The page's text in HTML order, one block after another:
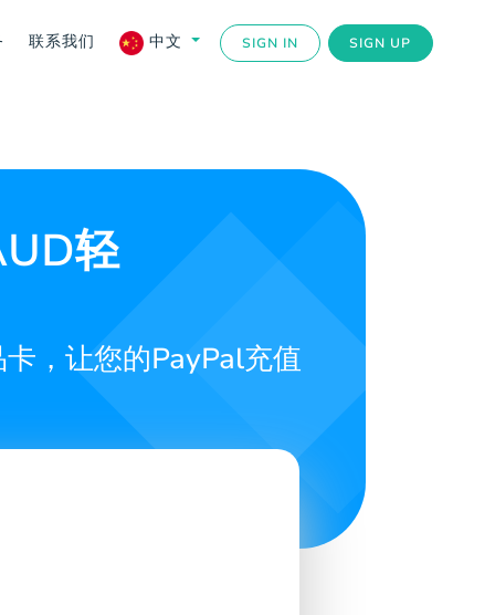
联系我们 中文 SIGN IN SIGN UP
轻
，让您的PayPal充值